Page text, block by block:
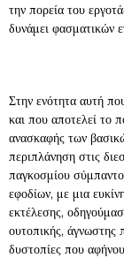
την πορεία του
δυνάμει φασματικών
Στην ενότητα αυτή
και που αποτελεί το
ανασκαφής των
περιπλάνηση στις
παγκοσμίου
εφοδίων, με μια
εκτέλεσης,
ουτοπικής, άγνωστης
δυστοπίες που